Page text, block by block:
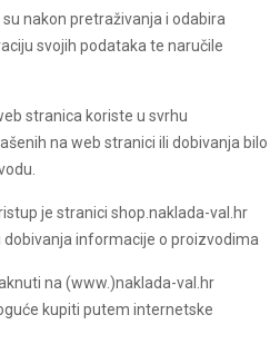
nakon pretraživanja i odabira
svojih podataka te naručile
stranica koriste u svrhu
na web stranici ili dobivanja bilo
je stranici shop. naklada-val .hr
informacije o proizvodima
na (www.)naklada-val .hr
kupiti putem internetske